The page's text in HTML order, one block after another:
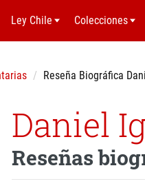
Ley Chile Colecciones
Reseña Biográfica
Daniel
Reseñas